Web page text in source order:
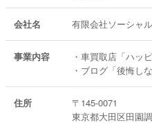
会社名 有限会社ソーシャ
事業内容
・車買取店「ハッ
・ブログ「後悔し
住所
〒145-0071
東京都大田区田園